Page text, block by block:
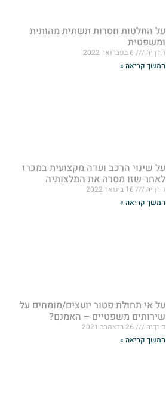
על החלטות חסרות תשתית מהותית
ומשפטית
ד.רן־יה
6 בפברואר 2022
המשך קריאה »
על שינוי הרכב ועדה מקצועית במכרז
לאחר שזו מסרה את המלצותיה
ד.רן־יה
16 בינואר 2022
המשך קריאה »
על אי תחולת פטור יועצים/מומחים על
שירותים משפטיים – האמנם?
ד.רן־יה
26 בדצמבר 2021
המשך קריאה »